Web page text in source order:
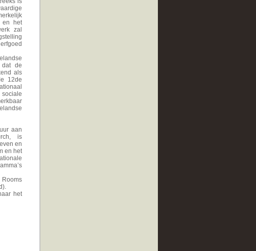
en het
zal
dat de
als
12de
aan
is
en
en het
het